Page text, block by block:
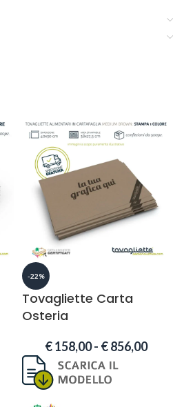
-22%
Tovagliette Carta
Osteria
€158,00 - €856,00